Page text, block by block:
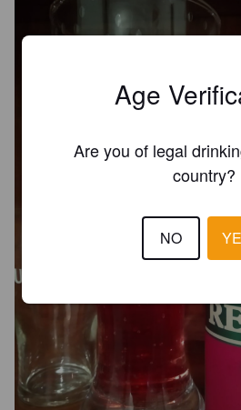
Age
Are you of legal
country?
NO